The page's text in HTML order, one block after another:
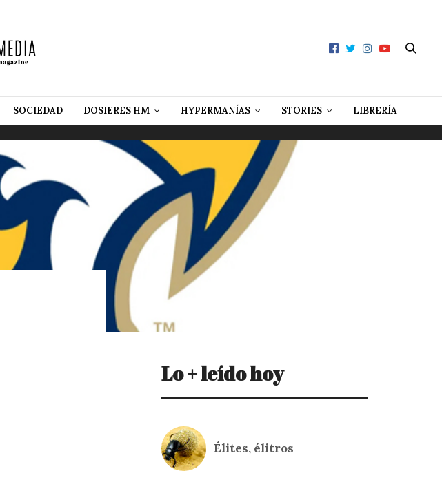
SOCIEDAD DOSIERES HM HYPERMANÍAS STORIES LIBRERÍA
Lo + leído hoy